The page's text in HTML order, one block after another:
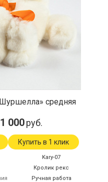
средняя
000руб.
Купить в 1 клик
Kary-07
Кролик рекс
Ручная работа